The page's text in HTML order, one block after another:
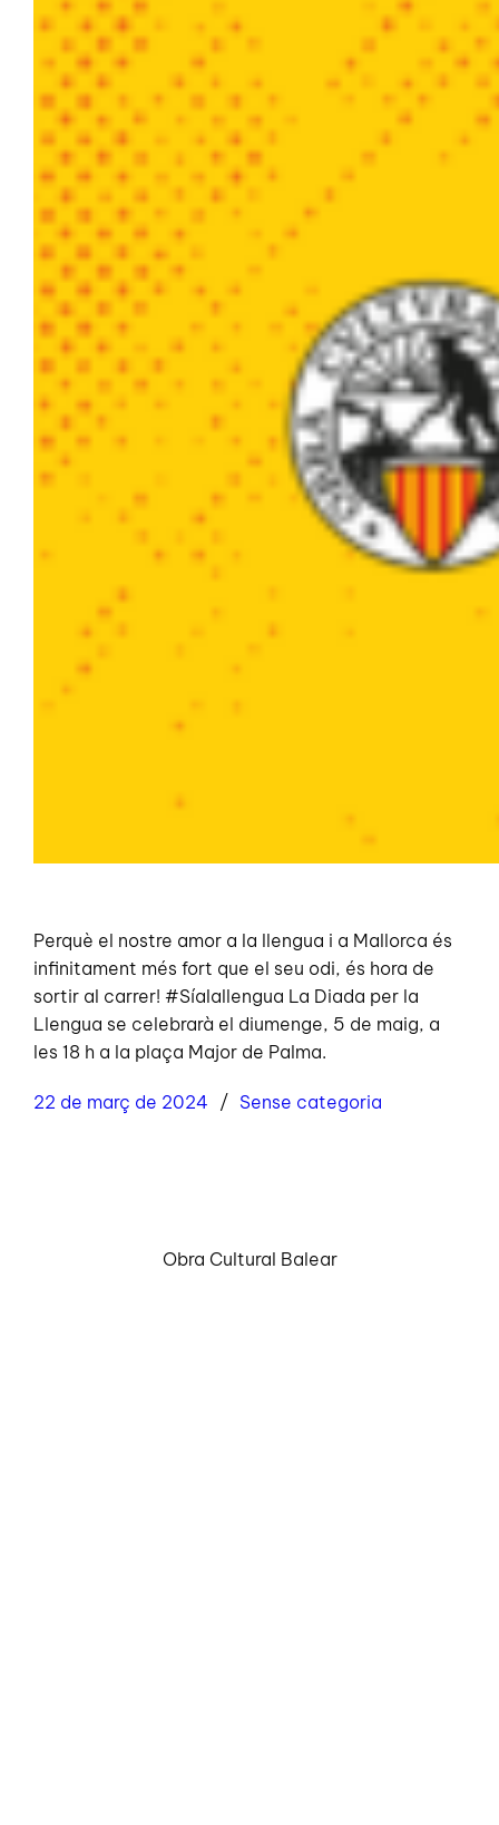
Perquè el nostre amor a la llengua i a Mallorca és
infinitament més fort que el seu odi, és hora de
sortir al carrer! #Síalallengua La Diada per la
Llengua se celebrarà el diumenge, 5 de maig, a
les 18 h a la plaça Major de Palma.
22 de març de 2024 Sense categoria
Obra Cultural Balear